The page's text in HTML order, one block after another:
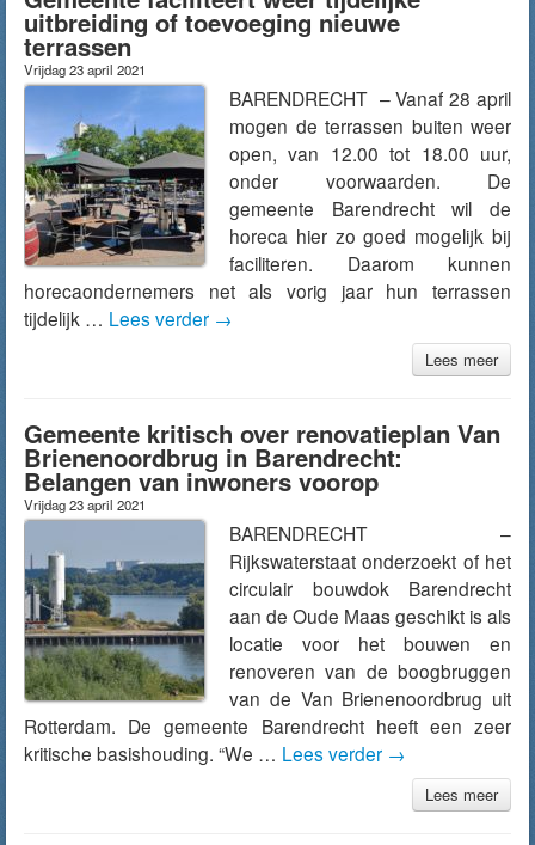
uitbreiding of toevoeging nieuwe
terrassen
Vrijdag 23 april 2021
BARENDRECHT – Vanaf 28 april
mogen de terrassen buiten weer
open, van 12.00 tot 18.00 uur,
onder voorwaarden. De
gemeente Barendrecht wil de
horeca hier zo goed mogelijk bij
faciliteren. Daarom kunnen
horecaondernemers net als vorig jaar hun terrassen
tijdelijk … Lees verder →
Lees meer
Gemeente kritisch over renovatieplan Van
Brienenoordbrug in Barendrecht:
Belangen van inwoners voorop
Vrijdag 23 april 2021
BARENDRECHT –
Rijkswaterstaat onderzoekt of het
circulair bouwdok Barendrecht
aan de Oude Maas geschikt is als
locatie voor het bouwen en
renoveren van de boogbruggen
van de Van Brienenoordbrug uit
Rotterdam. De gemeente Barendrecht heeft een zeer
kritische basishouding. “We … Lees verder →
Lees meer